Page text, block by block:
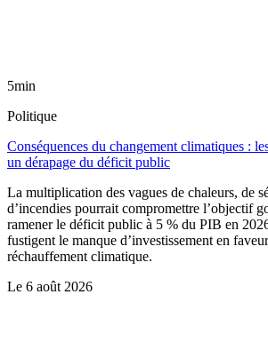
5min
Politique
Conséquences du changement climatiques :
un dérapage du déficit public
La multiplication des vagues de chaleurs, de
d’incendies pourrait compromettre l’objectif
ramener le déficit public à 5 % du PIB en
fustigent le manque d’investissement en
réchauffement climatique.
Le 6 août 2026